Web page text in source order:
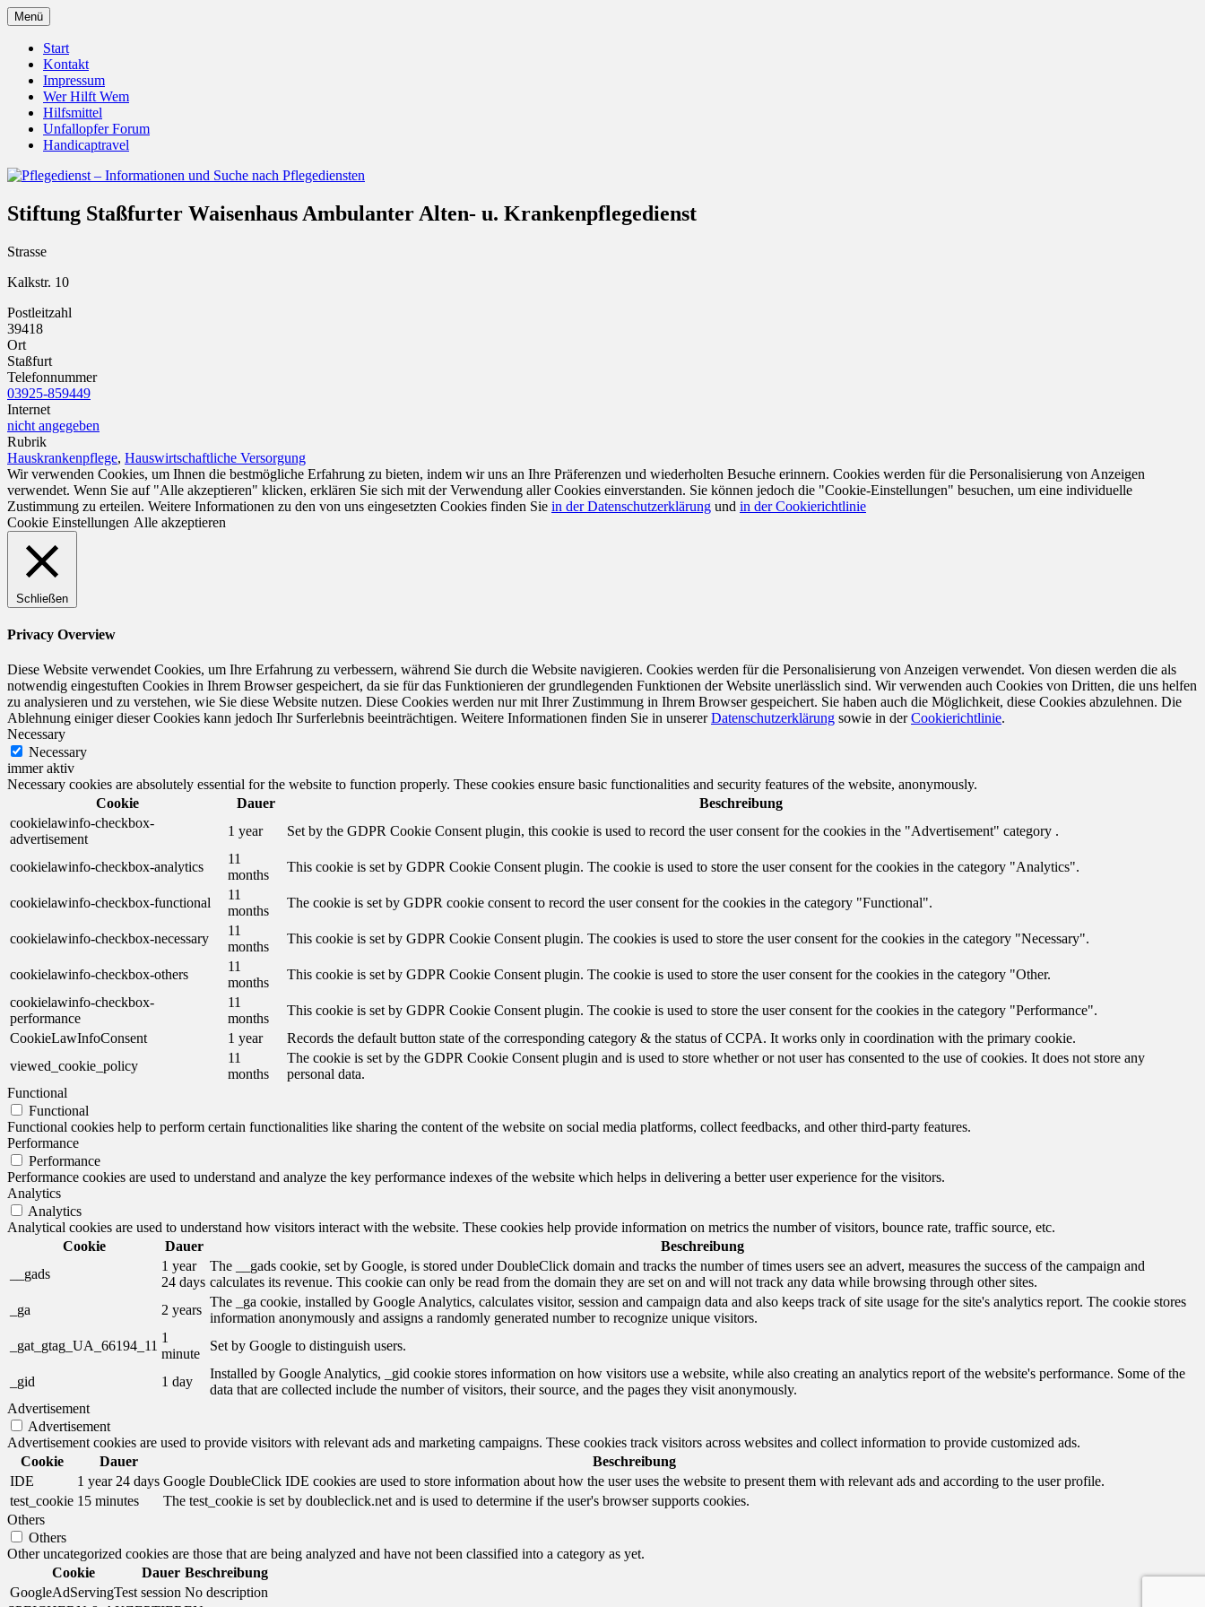
Zum
Inhalt
springen
Pflegedienst – Informationen und Suche nach Pflegediensten
Menü
Start
Kontakt
Impressum
Wer Hilft Wem
Hilfsmittel
Unfallopfer Forum
Handicaptravel
Stiftung Staßfurter Waisenhaus Ambulanter Alten- u. Krankenpflegedienst
Strasse
Kalkstr. 10
Postleitzahl
39418
Ort
Staßfurt
Telefonnummer
03925-859449
Internet
nicht angegeben
Rubrik
Hauskrankenpflege, Hauswirtschaftliche Versorgung
Wir verwenden Cookies, um Ihnen die bestmögliche Erfahrung zu bieten, indem wir uns an Ihre Präferenzen und wiederholten Besuche erinnern. Cookies werden für die Personalisierung von Anzeigen
verwendet. Wenn Sie auf "Alle akzeptieren" klicken, erklären Sie sich mit der Verwendung aller Cookies einverstanden. Sie können jedoch die "Cookie-Einstellungen" besuchen, um eine individuelle
Zustimmung zu erteilen. Weitere Informationen zu den von uns eingesetzten Cookies finden Sie in der Datenschutzerklärung und in der Cookierichtlinie
Cookie Einstellungen Alle akzeptieren
Schließen
Privacy Overview
Diese Website verwendet Cookies, um Ihre Erfahrung zu verbessern, während Sie durch die Website navigieren. Cookies werden für die Personalisierung von Anzeigen verwendet. Von diesen werden die als
notwendig eingestuften Cookies in Ihrem Browser gespeichert, da sie für das Funktionieren der grundlegenden Funktionen der Website unerlässlich sind. Wir verwenden auch Cookies von Dritten, die uns helfen
zu analysieren und zu verstehen, wie Sie diese Website nutzen. Diese Cookies werden nur mit Ihrer Zustimmung in Ihrem Browser gespeichert. Sie haben auch die Möglichkeit, diese Cookies abzulehnen. Die
Ablehnung einiger dieser Cookies kann jedoch Ihr Surferlebnis beeinträchtigen. Weitere Informationen finden Sie in unsererDatenschutzerklärung sowie in derCookierichtlinie.
Necessary
Necessary
immer aktiv
Necessary cookies are absolutely essential for the website to function properly. These cookies ensure basic functionalities and security features of the website, anonymously.
Cookie
Dauer
Beschreibung
cookielawinfo-checkbox-
advertisement
1 year Set by the GDPR Cookie Consent plugin, this cookie is used to record the user consent for the cookies in the "Advertisement" category .
cookielawinfo-checkbox-analytics
11
months
This cookie is set by GDPR Cookie Consent plugin. The cookie is used to store the user consent for the cookies in the category "Analytics".
cookielawinfo-checkbox-functional
11
months
The cookie is set by GDPR cookie consent to record the user consent for the cookies in the category "Functional".
cookielawinfo-checkbox-necessary
11
months
This cookie is set by GDPR Cookie Consent plugin. The cookies is used to store the user consent for the cookies in the category "Necessary".
cookielawinfo-checkbox-others
11
months
This cookie is set by GDPR Cookie Consent plugin. The cookie is used to store the user consent for the cookies in the category "Other.
cookielawinfo-checkbox-
performance
11
months
This cookie is set by GDPR Cookie Consent plugin. The cookie is used to store the user consent for the cookies in the category "Performance".
CookieLawInfoConsent
1 year
Records the default button state of the corresponding category & the status of CCPA. It works only in coordination with the primary cookie.
viewed_cookie_policy
11
months
The cookie is set by the GDPR Cookie Consent plugin and is used to store whether or not user has consented to the use of cookies. It does not store any
personal data.
Functional
Functional
Functional cookies help to perform certain functionalities like sharing the content of the website on social media platforms, collect feedbacks, and other third-party features.
Performance
Performance
Performance cookies are used to understand and analyze the key performance indexes of the website which helps in delivering a better user experience for the visitors.
Analytics
Analytics
Analytical cookies are used to understand how visitors interact with the website. These cookies help provide information on metrics the number of visitors, bounce rate, traffic source, etc.
Cookie
Dauer
Beschreibung
__gads
1 year
24 days
The __gads cookie, set by Google, is stored under DoubleClick domain and tracks the number of times users see an advert, measures the success of the campaign and
calculates its revenue. This cookie can only be read from the domain they are set on and will not track any data while browsing through other sites.
_ga
2 years
The _ga cookie, installed by Google Analytics, calculates visitor, session and campaign data and also keeps track of site usage for the site's analytics report. The cookie stores
information anonymously and assigns a randomly generated number to recognize unique visitors.
_gat_gtag_UA_66194_11
1
minute
Set by Google to distinguish users.
_gid 1 day
Installed by Google Analytics, _gid cookie stores information on how visitors use a website, while also creating an analytics report of the website's performance. Some of the
data that are collected include the number of visitors, their source, and the pages they visit anonymously.
Advertisement
Advertisement
Advertisement cookies are used to provide visitors with relevant ads and marketing campaigns. These cookies track visitors across websites and collect information to provide customized ads.
Cookie
Dauer
Beschreibung
IDE
1 year 24 days Google DoubleClick IDE cookies are used to store information about how the user uses the website to present them with relevant ads and according to the user profile.
test_cookie 15 minutes
The test_cookie is set by doubleclick.net and is used to determine if the user's browser supports cookies.
Others
Others
Other uncategorized cookies are those that are being analyzed and have not been classified into a category as yet.
Cookie
Dauer Beschreibung
GoogleAdServingTest session No description